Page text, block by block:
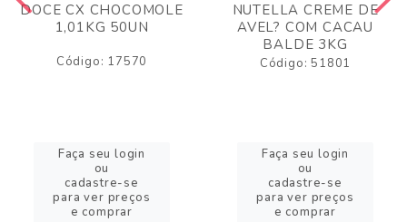
DOCE CX CHOCOMOLE
1,01KG 50UN
Código: 17570
Faça seu login
ou
cadastre-se
para ver preços
e comprar
NUTELLA CREME DE
AVEL? COM CACAU
BALDE 3KG
Código: 51801
Faça seu login
ou
cadastre-se
para ver preços
e comprar